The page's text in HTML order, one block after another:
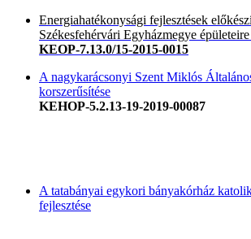
Energiahatékonysági fejlesztések
Székesfehérvári Egyházmegye
KEOP-7.13.0/15-2015-0015
A nagykarácsonyi Szent Miklós
korszerűsítése
KEHOP-5.2.13-19-2019-00087
A tatabányai egykori bányakórház
fejlesztése